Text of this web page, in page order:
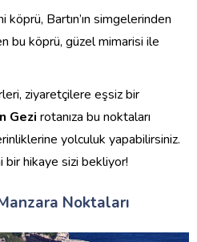
köprü, Bartın’ın simgelerinden
bu köprü, güzel mimarisi ile
ziyaretçilere eşsiz bir
Gezi rotanıza bu noktaları
yolculuk yapabilirsiniz.
bir hikaye sizi bekliyor!
Noktaları